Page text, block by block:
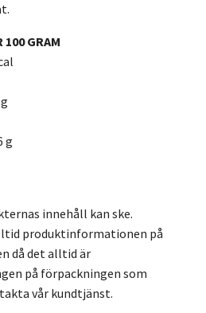
100 GRAM
g
innehåll kan ske.
produktinformationen på
då det alltid är
på förpackningen som
vår kundtjänst.